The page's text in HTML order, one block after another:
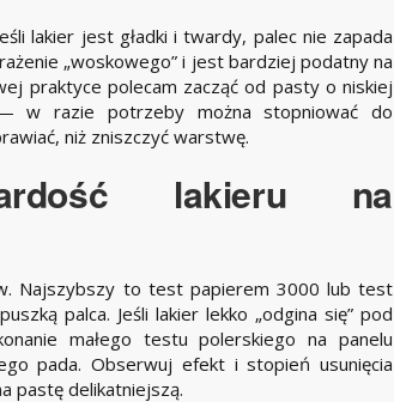
lakier jest gładki i twardy, palec nie zapada
„woskowego” i jest bardziej podatny na
praktyce polecam zacząć od pasty o niskiej
w razie potrzeby można stopniować do
niż zniszczyć warstwę.
lakieru na
Najszybszy to test papierem 3000 lub test
palca. Jeśli lakier lekko „odgina się” pod
małego testu polerskiego na panelu
pada. Obserwuj efekt i stopień usunięcia
pastę delikatniejszą.